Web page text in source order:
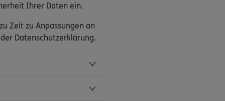
Ihrer Daten ein.
Zeit zu Anpassungen an
Datenschutzerklärung.